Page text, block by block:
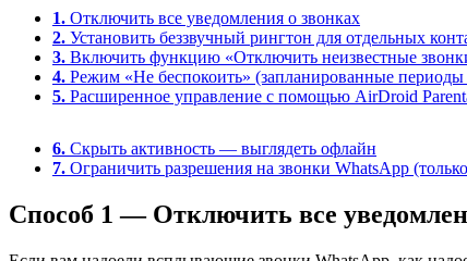
1. Отключить все уведомления о звонках
2. Установить беззвучный рингтон для отдельных
3. Включить функцию «Отключить неизвестные
4. Режим «Не беспокоить» (запланированные
5. Расширенное управление с помощью AirDroid
6. Скрыть активность — выглядеть офлайн
7. Ограничить разрешения на звонки WhatsApp
Способ 1 — Отключить все